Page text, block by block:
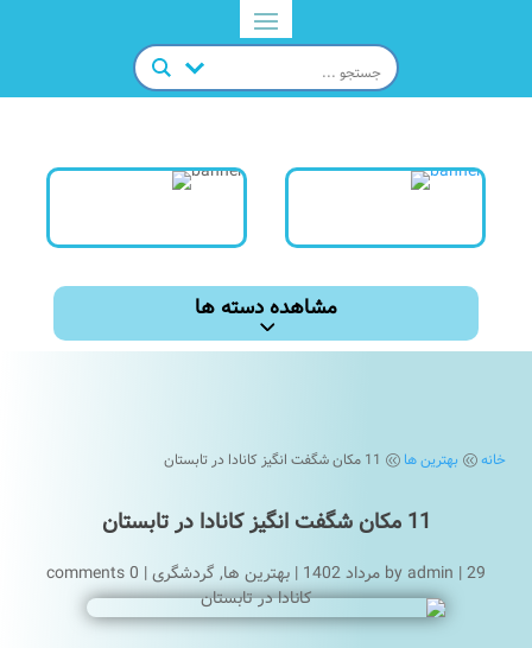
مشاهده دسته ها
خانه @ بهترین ها @ 11 مکان شگفت انگیز کانادا در تابستان
11 مکان شگفت انگیز کانادا در تابستان
by admin |29 مرداد 1402 | بهترین ها, گردشگری|
0 comments